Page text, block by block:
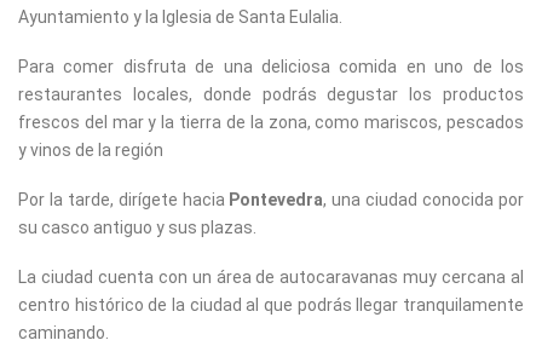
Ayuntamiento y la Iglesia de Santa Eulalia.
Para comer disfruta de una deliciosa comida en uno de los
restaurantes locales, donde podrás degustar los productos
frescos del mar y la tierra de la zona, como mariscos, pescados
y vinos de la región
Por la tarde, dirígete hacia Pontevedra, una ciudad conocida por
su casco antiguo y sus plazas.
La ciudad cuenta con un área de autocaravanas muy cercana al
centro histórico de la ciudad al que podrás llegar tranquilamente
caminando.